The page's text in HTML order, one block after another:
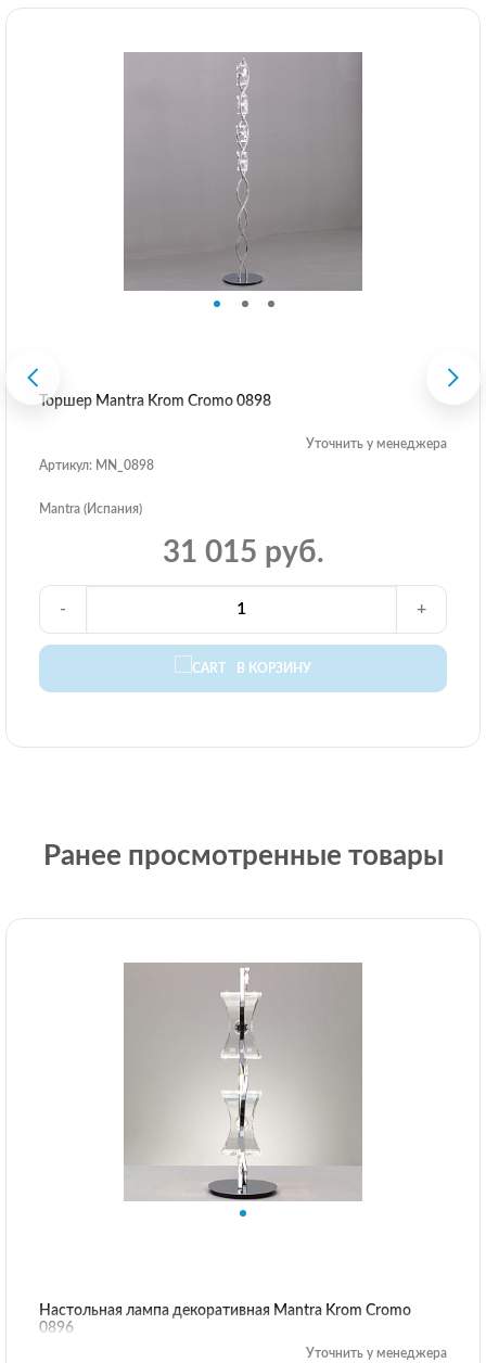
Торшер Mantra Krom Cromo 0898
Уточнить у менеджера
Артикул: MN_0898
Mantra (Испания)
31 015 руб.
В КОРЗИНУ
- +
Ранее просмотренные товары
Настольная лампа декоративная Mantra Krom Cromo
0896
Уточнить у менеджера